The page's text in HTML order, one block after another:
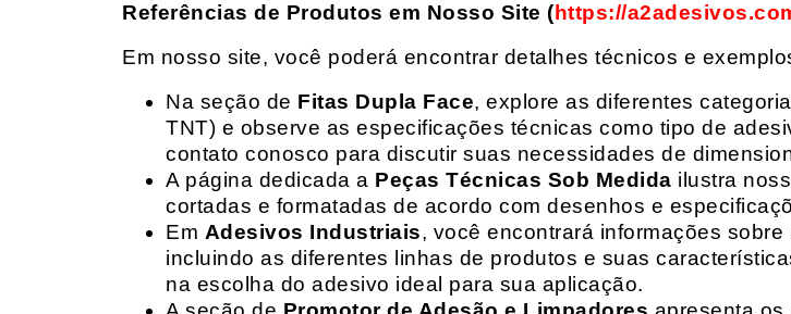
Referências de Produtos em Nosso Site (https://
Em nosso site, você poderá encontrar detalhes técnicos e
Na seção de Fitas Dupla Face, explore as diferentes
TNT) e observe as especificações técnicas como tipo de
contato conosco para discutir suas necessidades de
A página dedicada a Peças Técnicas Sob Medida ilustra
cortadas e formatadas de acordo com desenhos e
Em Adesivos Industriais, você encontrará informações sobre
incluindo as diferentes linhas de produtos e suas
na escolha do adesivo ideal para sua aplicação.